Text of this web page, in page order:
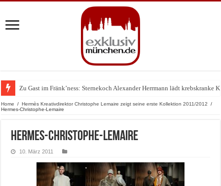
Zu Gast im Fränk’ness: Sternekoch Alexander Herrmann lädt krebskranke
Warum München gerade zum Treffpunkt der Lingerie-Branche wurde
Home / Hermès Kreativdirektor Christophe Lemaire zeigt seine erste Kollektion 2011/2012
/
Hermes-Christophe-Lemaire
Hermes-Christophe-Lemaire
10. März 2011